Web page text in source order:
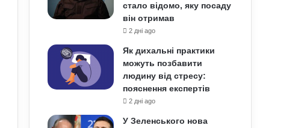
стало відомо, яку посаду
він отримав
2 дні ago
Як дихальні практики
можуть позбавити
людину від стресу:
пояснення експертів
2 дні ago
У Зеленського нова